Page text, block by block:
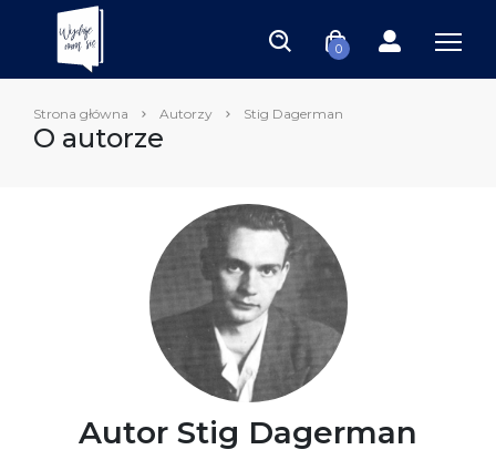
0
Strona główna Autorzy Stig Dagerman
O autorze
Autor Stig Dagerman